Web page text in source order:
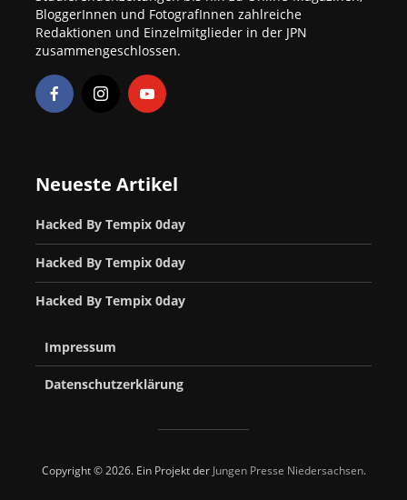
BloggerInnen und FotografInnen zahlreiche
Redaktionen und Einzelmitglieder in der JPN
zusammengeschlossen.
Neueste Artikel
Hacked By Tempix 0day
Hacked By Tempix 0day
Hacked By Tempix 0day
Impressum
Datenschutzerklärung
Copyright © 2026. Ein Projekt der Jungen Presse Niedersachsen.